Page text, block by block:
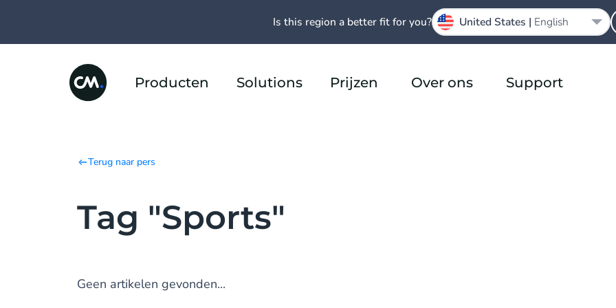
Producten Solutions Prijzen Over ons Support
Terug naar pers
Tag "Sports"
Geen artikelen gevonden...
Is this region a better fit for you? United States | English